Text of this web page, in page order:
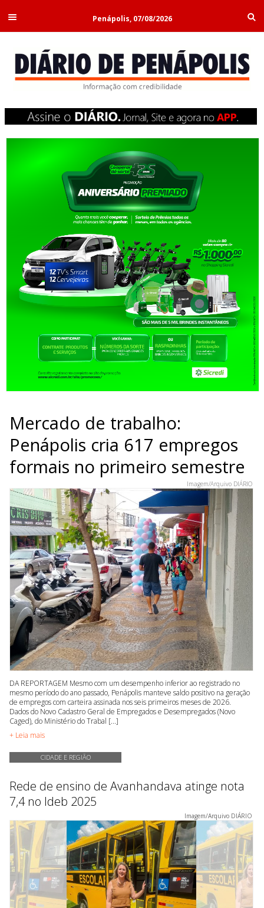
Penápolis, 07/08/2026
Mercado de trabalho:
Penápolis cria 617 empregos
formais no primeiro semestre
Imagem/Arquivo DIÁRIO
DA REPORTAGEM Mesmo com um desempenho inferior ao registrado no
mesmo período do ano passado, Penápolis manteve saldo positivo na geração
de empregos com carteira assinada nos seis primeiros meses de 2026.
Dados do Novo Cadastro Geral de Empregados e Desempregados (Novo
Caged), do Ministério do Trabal [...]
+ Leia mais
CIDADE E REGIÃO
Rede de ensino de Avanhandava atinge nota
7,4 no Ideb 2025
Imagem/Arquivo DIÁRIO